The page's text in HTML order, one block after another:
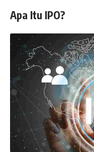
Apa Itu IPO?